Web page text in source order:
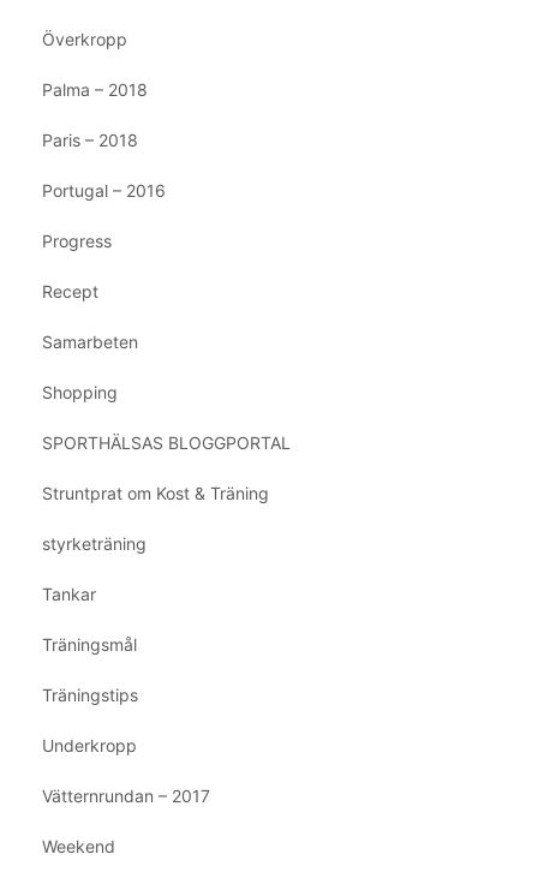
Överkropp
Palma – 2018
Paris – 2018
Portugal – 2016
Progress
Recept
Samarbeten
Shopping
SPORTHÄLSAS BLOGGPORTAL
Struntprat om Kost & Träning
styrketräning
Tankar
Träningsmål
Träningstips
Underkropp
Vätternrundan – 2017
Weekend